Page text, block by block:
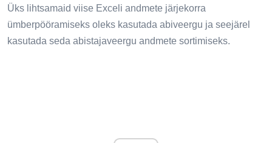
Üks lihtsamaid viise Exceli andmete järjekorra
ümberpööramiseks oleks kasutada abiveergu ja seejärel
kasutada seda abistajaveergu andmete sortimiseks.